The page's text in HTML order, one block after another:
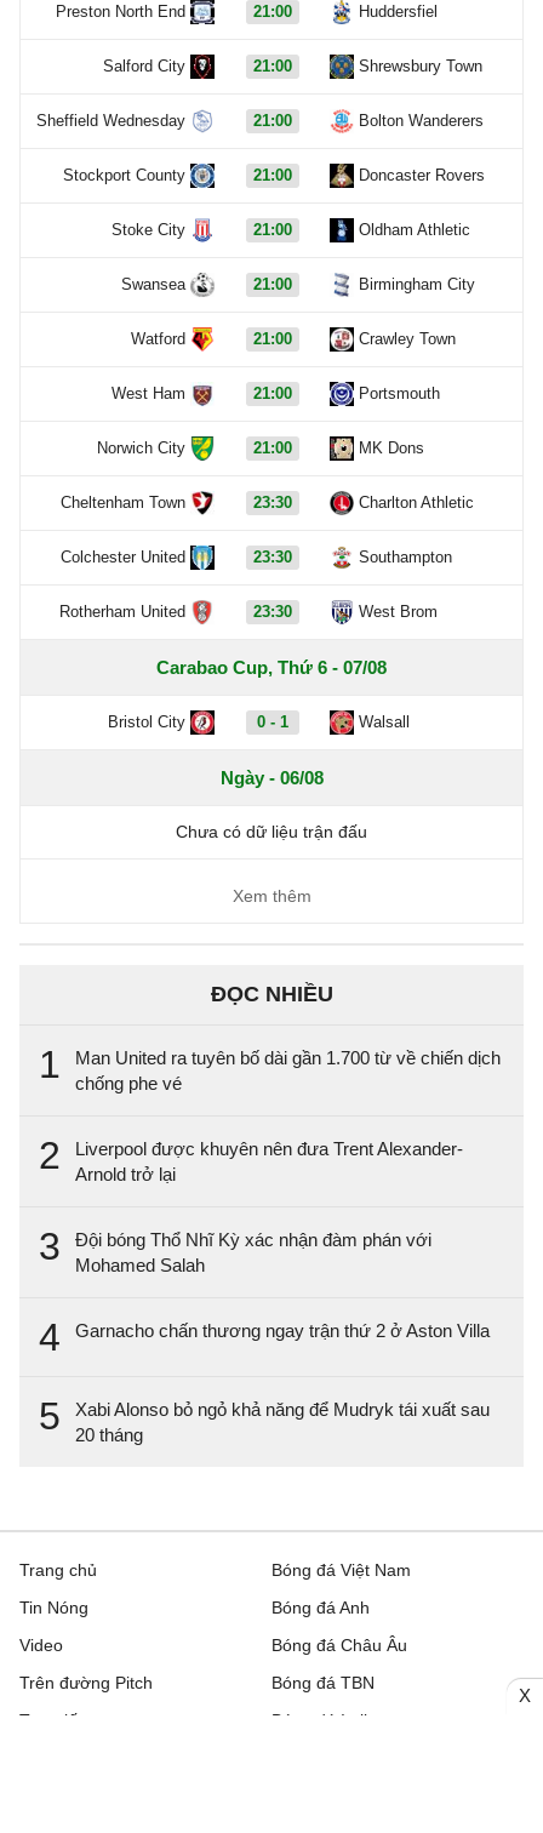
Preston North End 21:00 Huddersfiel
Salford City 21:00 Shrewsbury Town
Sheffield Wednesday 21:00 Bolton Wanderers
Stockport County 21:00 Doncaster Rovers
Stoke City 21:00 Oldham Athletic
Swansea 21:00 Birmingham City
Watford 21:00 Crawley Town
West Ham 21:00 Portsmouth
Norwich City 21:00 MK Dons
Cheltenham Town 23:30 Charlton Athletic
Colchester United 23:30 Southampton
Rotherham United 23:30 West Brom
Carabao Cup, Thứ 6 - 07/08
Bristol City 0 - 1 Walsall
Ngày - 06/08
Chưa có dữ liệu trận đấu
Xem thêm
ĐỌC NHIỀU
1
Man United ra tuyên bố dài gần 1.700 từ về chiến dịch
chống phe vé
2
Liverpool được khuyên nên đưa Trent Alexander-
Arnold trở lại
3
Đội bóng Thổ Nhĩ Kỳ xác nhận đàm phán với
Mohamed Salah
4 Garnacho chấn thương ngay trận thứ 2 ở Aston Villa
5
Xabi Alonso bỏ ngỏ khả năng để Mudryk tái xuất sau
20 tháng
Trang chủ
Tin Nóng
Video
Trên đường Pitch
Trực tiếp
Bóng đá Việt Nam
Bóng đá Anh
Bóng đá Châu Âu
Bóng đá TBN
Bóng đá Italia
X